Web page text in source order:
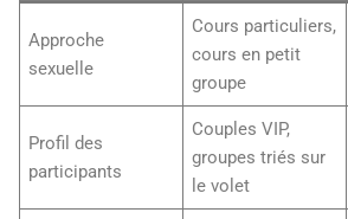
Approche
sexuelle
Cours particuliers,
cours en petit
groupe
Profil des
participants
Couples VIP,
groupes triés sur
le volet